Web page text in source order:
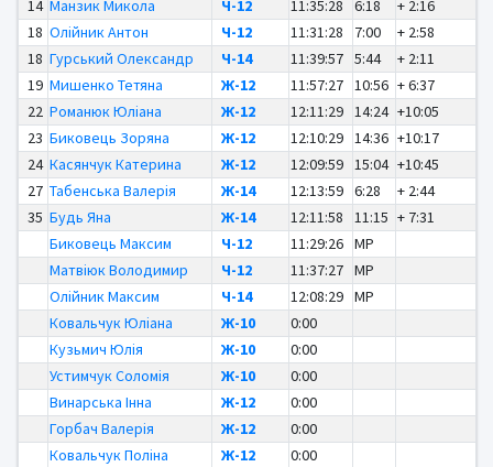
14 Манзик Микола Ч-12 11:35:28 6:18
+ 2:16
18 Олійник Антон Ч-12 11:31:28 7:00
+ 2:58
18 Гурський Олександр Ч-14 11:39:57 5:44
+ 2:11
19 Мишенко Тетяна Ж-12 11:57:27 10:56 + 6:37
22 Романюк Юліана Ж-12 12:11:29 14:24 +10:05
23 Биковець Зоряна Ж-12 12:10:29 14:36 +10:17
24 Касянчук Катерина Ж-12 12:09:59 15:04 +10:45
27 Табенська Валерія Ж-14 12:13:59 6:28
+ 2:44
35 Будь Яна Ж-14 12:11:58 11:15 + 7:31
Биковець Максим
Ч-12 11:29:26 MP
Матвіюк Володимир
Ч-12 11:37:27 MP
Олійник Максим
Ч-14 12:08:29 MP
Ковальчук Юліана
Ж-10
0:00
Кузьмич Юлія
Ж-10
0:00
Устимчук Соломія
Ж-10
0:00
Винарська Інна
Ж-12
0:00
Горбач Валерія
Ж-12
0:00
Ковальчук Поліна
Ж-12
0:00